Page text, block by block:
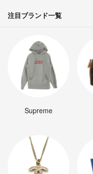
注目ブランド一覧
Supreme